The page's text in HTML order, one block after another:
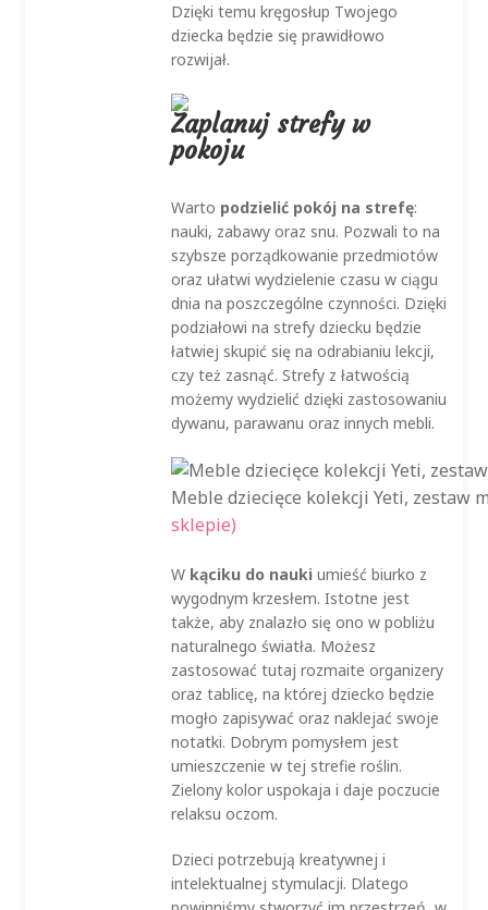
Dzięki temu kręgosłup Twojego
dziecka będzie się prawidłowo
rozwijał.
Zaplanuj strefy w
pokoju
Warto podzielić pokój na strefę:
nauki, zabawy oraz snu. Pozwali to na
szybsze porządkowanie przedmiotów
oraz ułatwi wydzielenie czasu w ciągu
dnia na poszczególne czynności. Dzięki
podziałowi na strefy dziecku będzie
łatwiej skupić się na odrabianiu lekcji,
czy też zasnąć. Strefy z łatwością
możemy wydzielić dzięki zastosowaniu
dywanu, parawanu oraz innych mebli.
Meble dziecięce kolekcji Yeti, zestaw
sklepie)
Wkąciku do nauki umieść biurko z
wygodnym krzesłem. Istotne jest
także, aby znalazło się ono w pobliżu
naturalnego światła. Możesz
zastosować tutaj rozmaite organizery
oraz tablicę, na której dziecko będzie
mogło zapisywać oraz naklejać swoje
notatki. Dobrym pomysłem jest
umieszczenie w tej strefie roślin.
Zielony kolor uspokaja i daje poczucie
relaksu oczom.
Dzieci potrzebują kreatywnej i
intelektualnej stymulacji. Dlatego